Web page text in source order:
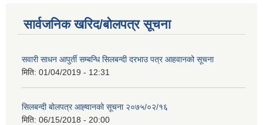
सार्वजनिक खरिद/बोलपत्र सूचना
सवारी साधन आपुर्ती सम्बन्धि सिलबन्दी दरभाउ पत्र आहवानको सूचना
मिति: 01/04/2019 - 12:31
सिलबन्दी बोलपत्र आह्‍वानको सूचना २०७५/०२/१६
मिति: 06/15/2018 - 20:00